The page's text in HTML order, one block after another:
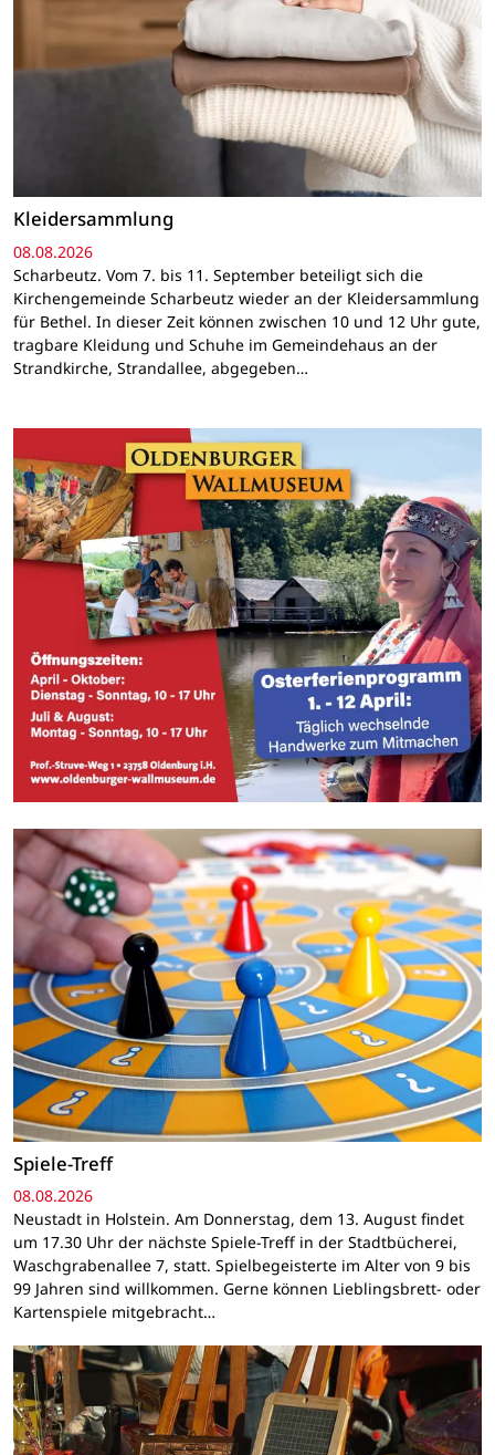
Kleidersammlung
08.08.2026
Scharbeutz. Vom 7. bis 11. September beteiligt sich die
Kirchengemeinde Scharbeutz wieder an der Kleidersammlung
für Bethel. In dieser Zeit können zwischen 10 und 12 Uhr gute,
tragbare Kleidung und Schuhe im Gemeindehaus an der
Strandkirche, Strandallee, abgegeben…
Spiele-Treff
08.08.2026
Neustadt in Holstein. Am Donnerstag, dem 13. August findet
um 17.30 Uhr der nächste Spiele-Treff in der Stadtbücherei,
Waschgrabenallee 7, statt. Spielbegeisterte im Alter von 9 bis
99 Jahren sind willkommen. Gerne können Lieblingsbrett- oder
Kartenspiele mitgebracht…